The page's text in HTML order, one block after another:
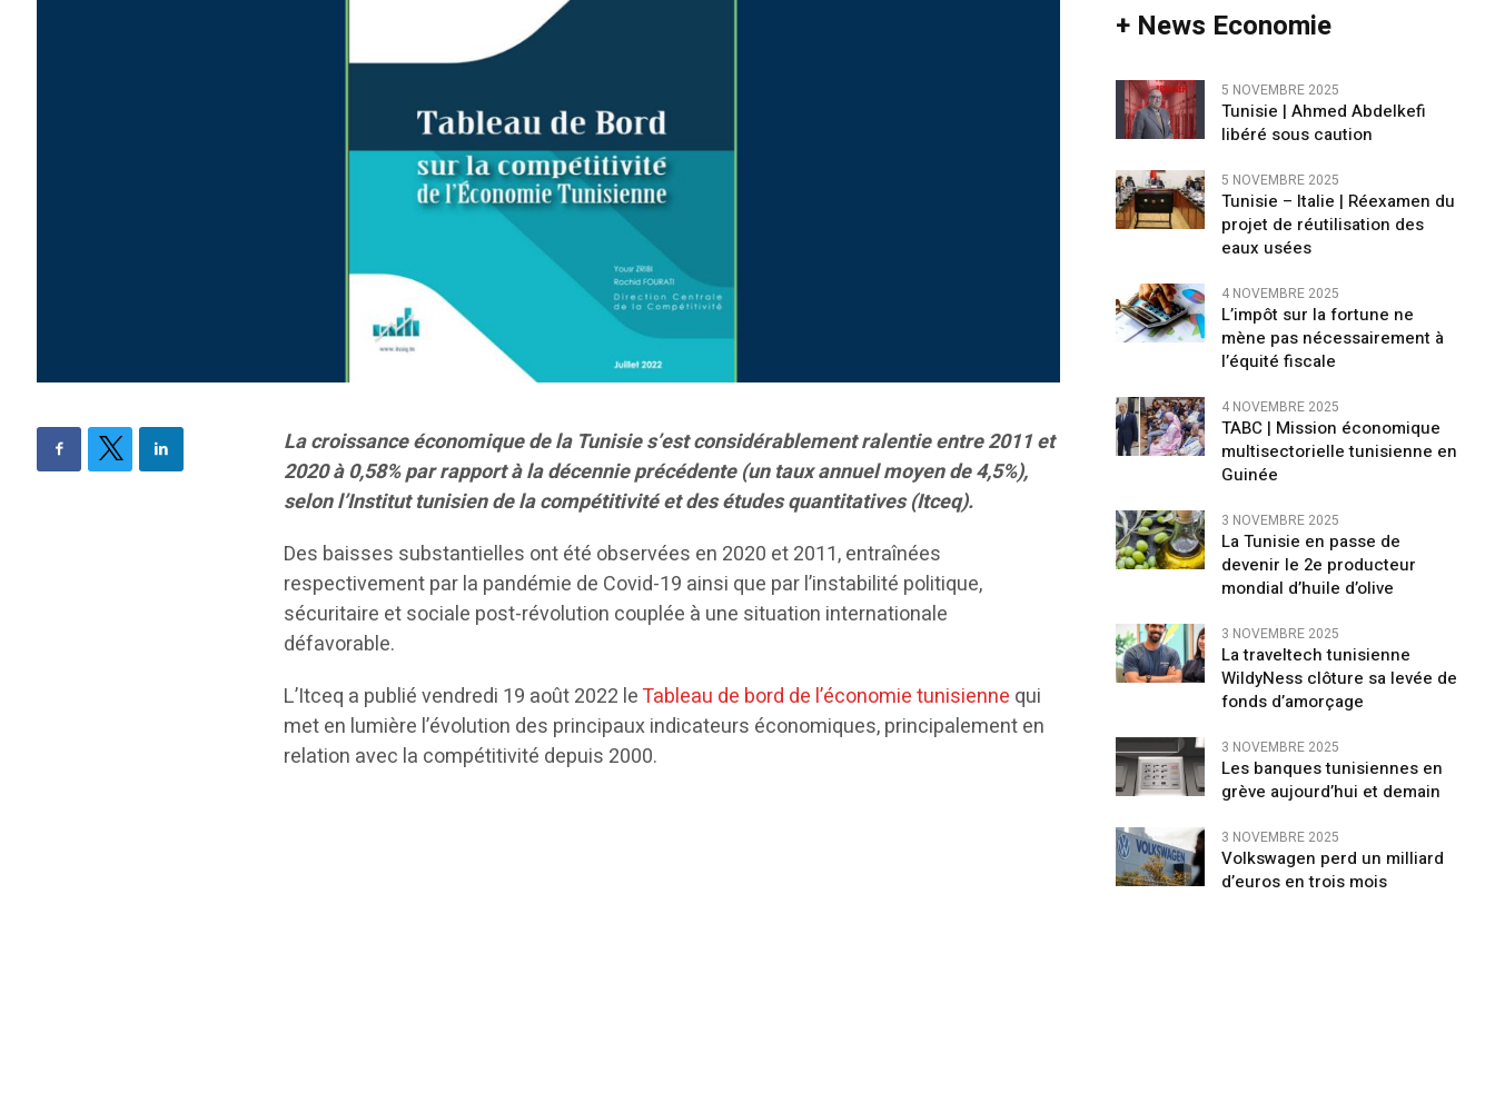
La croissance économique de la Tunisie s’est considérablement ralentie entre 2011 et
2020 à 0,58% par rapport à la décennie précédente (un taux annuel moyen de 4,5%),
selon l’Institut tunisien de la compétitivité et des études quantitatives (Itceq).
Des baisses substantielles ont été observées en 2020 et 2011, entraînées
respectivement par la pandémie de Covid-19 ainsi que par l’instabilité politique,
sécuritaire et sociale post-révolution couplée à une situation internationale
défavorable.
L’Itceq a publié vendredi 19 août 2022 leTableau de bord de l’économie tunisienne qui
met en lumière l’évolution des principaux indicateurs économiques, principalement en
relation avec la compétitivité depuis 2000.
+ News Economie
5 NOVEMBRE 2025
Tunisie | Ahmed Abdelkefi
libéré sous caution
5 NOVEMBRE 2025
Tunisie – Italie | Réexamen du
projet de réutilisation des
eaux usées
4 NOVEMBRE 2025
L’impôt sur la fortune ne
mène pas nécessairement à
l’équité fiscale
4 NOVEMBRE 2025
TABC | Mission économique
multisectorielle tunisienne en
Guinée
3 NOVEMBRE 2025
La Tunisie en passe de
devenir le 2e producteur
mondial d’huile d’olive
3 NOVEMBRE 2025
La traveltech tunisienne
WildyNess clôture sa levée de
fonds d’amorçage
3 NOVEMBRE 2025
Les banques tunisiennes en
grève aujourd’hui et demain
3 NOVEMBRE 2025
Volkswagen perd un milliard
d’euros en trois mois